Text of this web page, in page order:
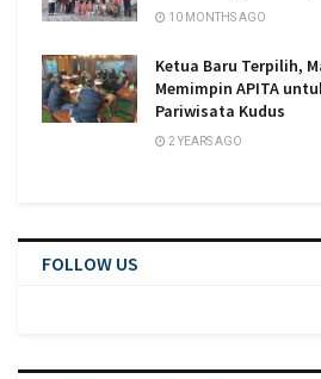
10 MONTHS AGO
Ketua Baru Terpilih,
Memimpin APITA
Pariwisata Kudus
2 YEARS AGO
FOLLOW US